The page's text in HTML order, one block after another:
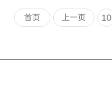
首页 上一页 10